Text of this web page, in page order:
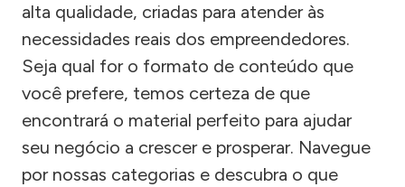
alta qualidade, criadas para atender às
necessidades reais dos empreendedores.
Seja qual for o formato de conteúdo que
você prefere, temos certeza de que
encontrará o material perfeito para ajudar
seu negócio a crescer e prosperar. Navegue
por nossas categorias e descubra o que